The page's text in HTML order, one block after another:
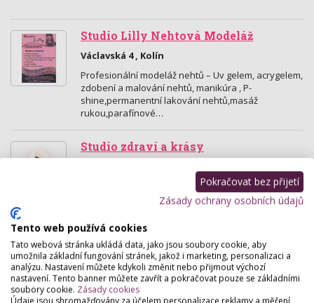
Studio Lilly Nehtová Modeláž
Václavská 4 , Kolín
Profesionální modeláž nehtů – Uv gelem, acrygelem,
zdobení a malování nehtů, manikúra , P-
shine,permanentní lakování nehtů,masáž
rukou,parafínové…
Studio zdraví a krásy
Nabízíme: pedikuru mokrou cestou, kadeřnictví,
manikúru, masérske služby, vizážistika, bodyter.
Hair & Beauty Salon Dragonfly
Sokolská 166, Kolín
Nechte se povznést! Profesionální salon pečující o
Vaší krásu a zdraví. Kadeřnictví, kosmetika,
pedikúra, nehtová modeláž, manikúra, masáže,
Pokračovat bez přijetí
Zásady ochrany osobních údajů
Tento web používá cookies
Tato webová stránka ukládá data, jako jsou soubory cookie, aby
umožnila základní fungování stránek, jakož i marketing, personalizaci a
analýzu. Nastavení můžete kdykoli změnit nebo přijmout výchozí
nastavení. Tento banner můžete zavřít a pokračovat pouze se základními
soubory cookie. Zásady cookies